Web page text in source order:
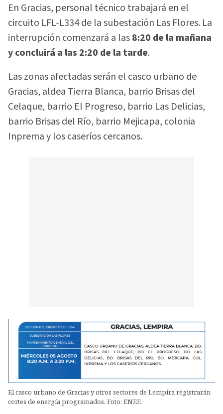
En Gracias, personal técnico trabajará en el
circuito LFL-L334 de la subestación Las Flores. La
interrupción comenzará a las8:20 de la mañana
y concluirá a las 2:20 de la tarde.
Las zonas afectadas serán el casco urbano de
Gracias, aldea Tierra Blanca, barrio Brisas del
Celaque, barrio El Progreso, barrio Las Delicias,
barrio Brisas del Río, barrio Mejicapa, colonia
Inprema y los caseríos cercanos.
El casco urbano de Gracias y otros sectores de Lempira registrarán
cortes de energía programados. Foto: ENEE